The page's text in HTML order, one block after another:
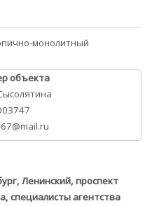
монолитный
объекта
Ленинский, проспект
специалисты агентства